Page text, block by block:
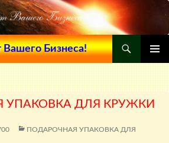
Вашего Бизнеса!
МЕНЮ
УПАКОВКА ДЛЯ КРУЖКИ
ПОДАРОЧНАЯ УПАКОВКА ДЛЯ